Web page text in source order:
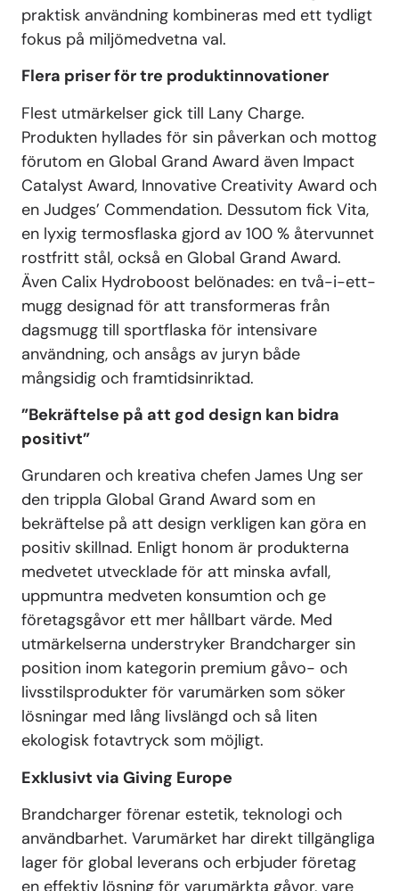
praktisk användning kombineras med ett tydligt
fokus på miljömedvetna val.
Flera priser för tre produktinnovationer
Flest utmärkelser gick till Lany Charge.
Produkten hyllades för sin påverkan och mottog
förutom en Global Grand Award även Impact
Catalyst Award, Innovative Creativity Award och
en Judges’ Commendation. Dessutom fick Vita,
en lyxig termosflaska gjord av 100 % återvunnet
rostfritt stål, också en Global Grand Award.
Även Calix Hydroboost belönades: en två-i-ett-
mugg designad för att transformeras från
dagsmugg till sportflaska för intensivare
användning, och ansågs av juryn både
mångsidig och framtidsinriktad.
”Bekräftelse på att god design kan bidra
positivt”
Grundaren och kreativa chefen James Ung ser
den trippla Global Grand Award som en
bekräftelse på att design verkligen kan göra en
positiv skillnad. Enligt honom är produkterna
medvetet utvecklade för att minska avfall,
uppmuntra medveten konsumtion och ge
företagsgåvor ett mer hållbart värde. Med
utmärkelserna understryker Brandcharger sin
position inom kategorin premium gåvo- och
livsstilsprodukter för varumärken som söker
lösningar med lång livslängd och så liten
ekologisk fotavtryck som möjligt.
Exklusivt via Giving Europe
Brandcharger förenar estetik, teknologi och
användbarhet. Varumärket har direkt tillgängliga
lager för global leverans och erbjuder företag
en effektiv lösning för varumärkta gåvor, vare